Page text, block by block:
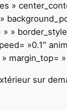
»
»
»0.1″
margin_top=
sur dem